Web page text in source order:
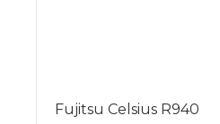
Fujitsu Celsius R940